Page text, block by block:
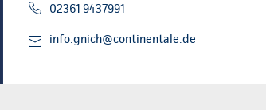
02361 9437991
info.gnich@continentale.de